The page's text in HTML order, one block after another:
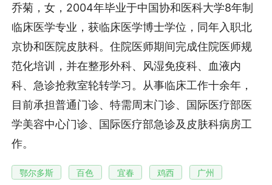
乔菊，女，2004年毕业于中国协和医科大学8年制
临床医学专业，获临床医学博士学位，同年入职北
京协和医院皮肤科。住院医师期间完成住院医师规
范化培训，并在整形外科、风湿免疫科、血液内
科、急诊抢救室轮转学习。从事临床工作十余年，
目前承担普通门诊、特需周末门诊、国际医疗部医
学美容中心门诊、国际医疗部急诊及皮肤科病房工
作。
鄂尔多斯 百色 宜春 鸡西 广州